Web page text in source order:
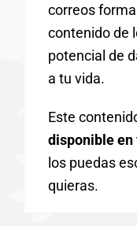
correos
contenido de
potencial de
a tu vida.
Este
disponible
los puedas
quieras.